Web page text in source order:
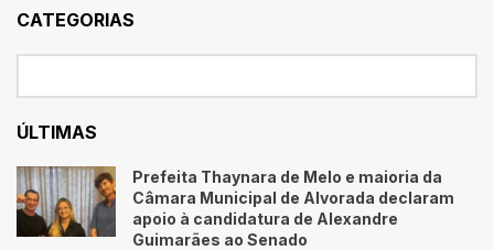
CATEGORIAS
ÚLTIMAS
Prefeita Thaynara de Melo e maioria da
Câmara Municipal de Alvorada declaram
apoio à candidatura de Alexandre
Guimarães ao Senado